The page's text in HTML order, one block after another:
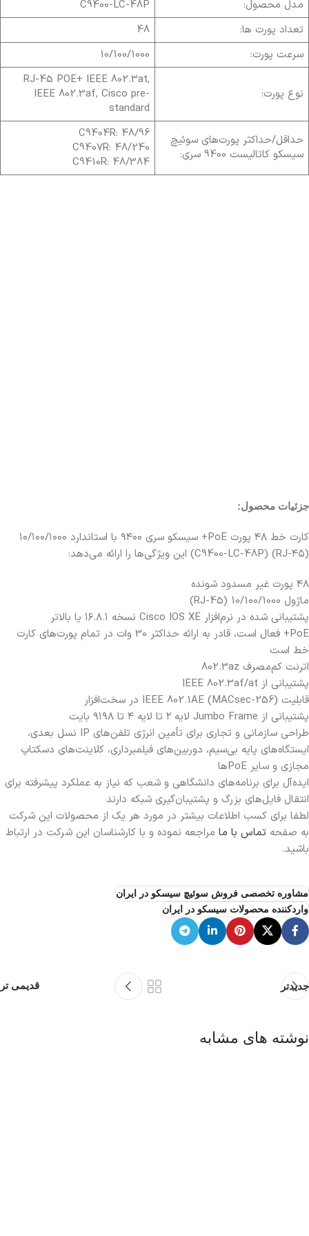
مدل محصول:
C9400-LC-48P
تعداد پورت ها:
48
سرعت پورت:
10/100/1000
نوع پورت:
RJ-45 POE+ IEEE 802.3at,
IEEE 802.3af, Cisco pre-
standard
حداقل/حداکثر پورت‌های سوئیچ
سیسکو کاتالیست 9400 سری:
C9404R: 48/96
C9407R: 48/240
C9410R: 48/384
جزئیات محصول:
کارت خط ۴۸ پورت PoE+ سیسکو سری ۹۴۰۰ با استاندارد ۱۰/۱۰۰/۱۰۰۰
(RJ-۴۵) (C9400-LC-48P) این ویژگی‌ها را ارائه می‌دهد:
۴۸ پورت غیر مسدود شونده
ماژول 10/100/1000 (RJ-45)
پشتیبانی شده در نرم‌افزار Cisco IOS XE نسخه ۱۶.۸.۱ یا بالاتر
PoE+ فعال است، قادر به ارائه حداکثر 30 وات در تمام پورت‌های کارت
خط است
اترنت کم‌مصرف 802.3az
پشتیبانی از IEEE 802.3af/at
قابلیت IEEE 802.1AE (MACsec-256) در سخت‌افزار
پشتیبانی از Jumbo Frame لایه ۲ تا لایه ۴ تا ۹۱۹۸ بایت
طراحی سازمانی و تجاری برای تأمین انرژی تلفن‌های IP نسل بعدی،
ایستگاه‌های پایه بی‌سیم، دوربین‌های فیلمبرداری، کلاینت‌های دسکتاپ
مجازی و سایر PoEها
ایده‌آل برای برنامه‌های دانشگاهی و شعب که نیاز به عملکرد پیشرفته برای
انتقال فایل‌های بزرگ و پشتیبان‌گیری شبکه دارند
لطفا برای کسب اطلاعات بیشتر در مورد هر یک از محصولات این شرکت
به صفحه تماس با ما مراجعه نموده و با کارشناسان این شرکت در ارتباط
باشید.
مشاوره تخصصی فروش سوئیچ سیسکو در ایران
واردکننده محصولات سیسکو در ایران
جدیدتر قدیمی تر
نوشته های مشابه